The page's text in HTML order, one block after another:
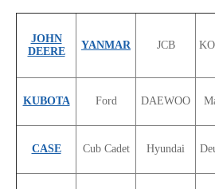
JOHN
DEERE
YANMAR JCB
KUBOTA Ford DAEWOO
CASE Cub Cadet Hyundai